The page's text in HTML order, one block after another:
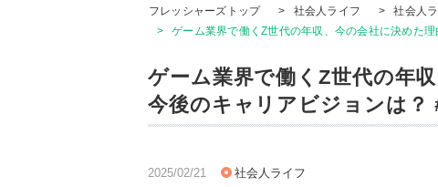
フレッシャーズトップ > 社会人ライフ >
社会人
>
ゲーム業界で働くZ世代の年収、今の会社に決めた
ゲーム業界で働くZ世代の年
今後のキャリアビジョンは
2025/02/21 社会人ライフ